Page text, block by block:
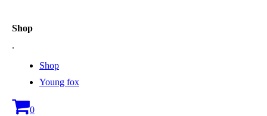
Shop
.
Shop
Young fox
0